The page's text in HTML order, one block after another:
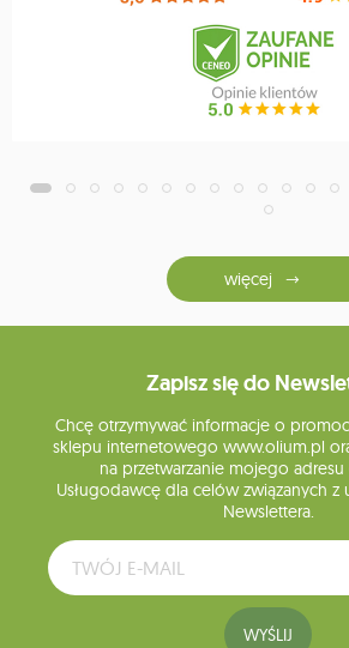
więcej
Zapisz się do
Chcę otrzymywać informacje o
sklepu internetowego www.olium.pl
na przetwarzanie mojego adresu
Usługodawcę dla celów związanych z
Newslettera.
WYŚLIJ